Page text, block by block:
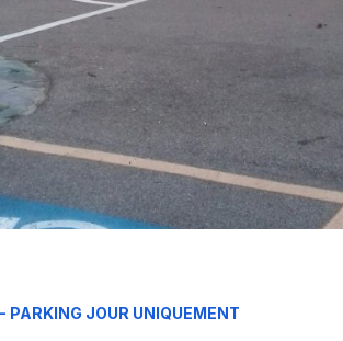
JOUR UNIQUEMENT